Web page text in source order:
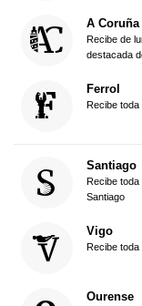
A Coruña
Recibe de
destacada
Ferrol
Recibe toda
Santiago
Recibe toda
Santiago
Vigo
Recibe toda
Ourense